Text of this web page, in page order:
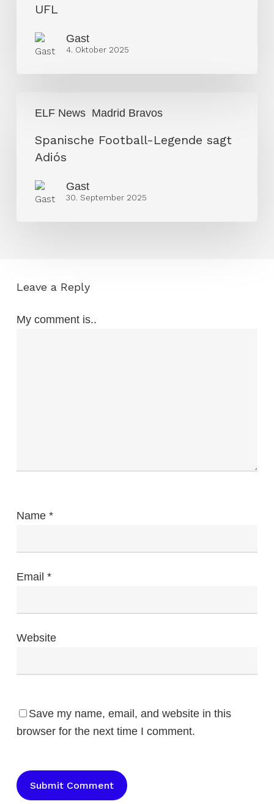
UFL
Gast
4. Oktober 2025
ELF News Madrid Bravos
Football-
Legende
Spanische Football-Legende sagt
Adiós
Gast
30. September 2025
Leave a Reply
My comment is..
Name *
Email *
Website
Save my name, email, and website in this
browser for the next time I comment.